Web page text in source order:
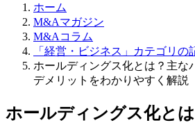
ホーム
M&Aマガジン
M&Aコラム
「経営・ビジネス」カテゴリの
ホールディングス化とは？主な
デメリットをわかりやすく解説
ホールディングス化と